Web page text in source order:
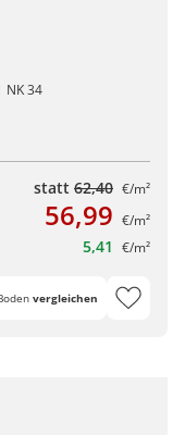
NK 34
statt 62,40 €/m²
56,99 €/m²
5,41 €/m²
vergleichen